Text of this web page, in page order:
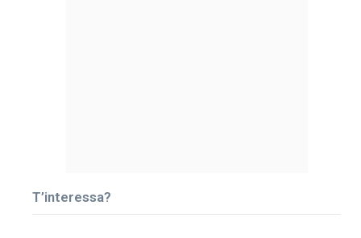
T’interessa?